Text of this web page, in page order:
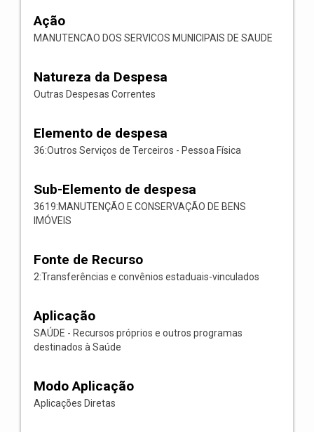
Ação
MANUTENCAO DOS SERVICOS MUNICIPAIS DE SAUDE
Natureza da Despesa
Outras Despesas Correntes
Elemento de despesa
36:Outros Serviços de Terceiros - Pessoa Física
Sub-Elemento de despesa
3619:MANUTENÇÃO E CONSERVAÇÃO DE BENS
IMÓVEIS
Fonte de Recurso
2:Transferências e convênios estaduais-vinculados
Aplicação
SAÚDE - Recursos próprios e outros programas
destinados à Saúde
Modo Aplicação
Aplicações Diretas